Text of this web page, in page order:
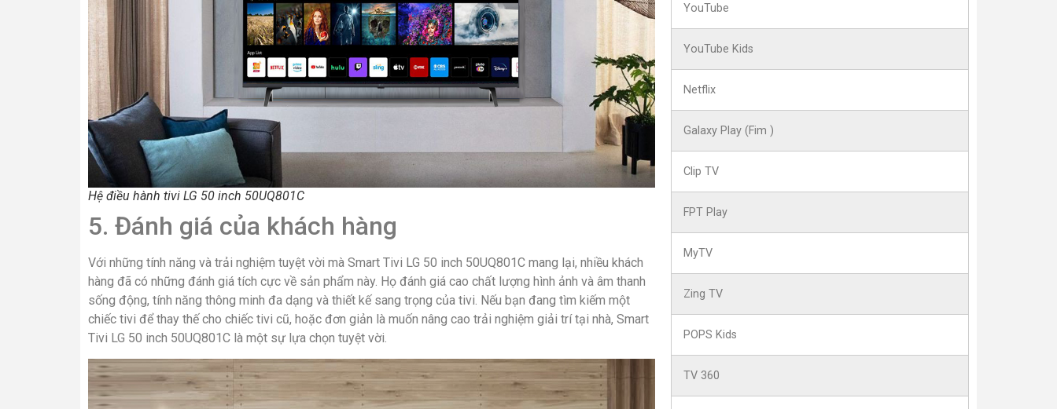
Hệ điều hành tivi LG 50 inch 50UQ801C
5. Đánh giá của khách hàng
Với những tính năng và trải nghiệm tuyệt vời mà Smart Tivi LG 50 inch 50UQ801C mang lại, nhiều khách
hàng đã có những đánh giá tích cực về sản phẩm này. Họ đánh giá cao chất lượng hình ảnh và âm thanh
sống động, tính năng thông minh đa dạng và thiết kế sang trọng của tivi. Nếu bạn đang tìm kiếm một
chiếc tivi để thay thế cho chiếc tivi cũ, hoặc đơn giản là muốn nâng cao trải nghiệm giải trí tại nhà, Smart
Tivi LG 50 inch 50UQ801C là một sự lựa chọn tuyệt vời.
YouTube
YouTube Kids
Netflix
Galaxy Play (Fim )
Clip TV
FPT Play
MyTV
Zing TV
POPS Kids
TV 360